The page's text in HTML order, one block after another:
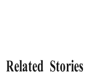
Related Stories